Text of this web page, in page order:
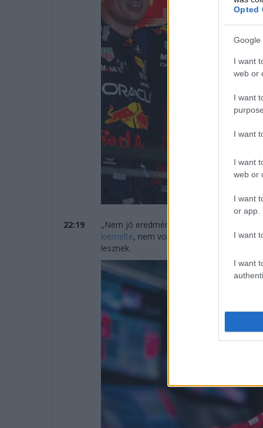
Opted
Google
I want
web or
I want
I want
I want
web or
I want
or app.
I want
I want
22:19 „Nem jó eredmény” – összegezte
kiemelte, nem volt meg a versenytempó,
lesznek.